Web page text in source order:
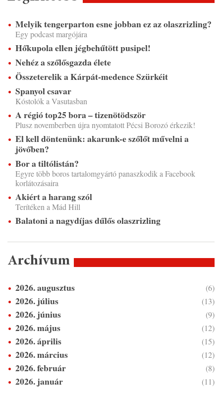
Melyik tengerparton esne jobban ez az olaszrizling?
Egy podcast margójára
Hőkupola ellen jégbehűtött pusipel!
Nehéz a szőlősgazda élete
Összeterelik a Kárpát-medence Szürkéit
Spanyol csavar
Kóstolók a Vasutasban
A régió top25 bora – tizenötödször
Plusz novemberben újra nyomtatott Pécsi Borozó érkezik!
El kell döntenünk: akarunk-e szőlőt művelni a
jövőben?
Bor a tiltólistán?
Egyre több boros tartalomgyártó panaszkodik a Facebook
korlátozásaira
Akiért a harang szól
Terítéken a Mád Hill
Balatoni a nagydíjas dűlős olaszrizling
Archívum
2026. augusztus (6)
2026. július (13)
2026. június (9)
2026. május (12)
2026. április (15)
2026. március (12)
2026. február (8)
2026. január (11)